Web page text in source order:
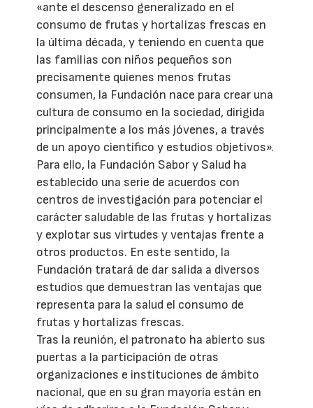
«ante el descenso generalizado en el
consumo de frutas y hortalizas frescas en
la última década, y teniendo en cuenta que
las familias con niños pequeños son
precisamente quienes menos frutas
consumen, la Fundación nace para crear una
cultura de consumo en la sociedad, dirigida
principalmente a los más jóvenes, a través
de un apoyo científico y estudios objetivos».
Para ello, la Fundación Sabor y Salud ha
establecido una serie de acuerdos con
centros de investigación para potenciar el
carácter saludable de las frutas y hortalizas
y explotar sus virtudes y ventajas frente a
otros productos. En este sentido, la
Fundación tratará de dar salida a diversos
estudios que demuestran las ventajas que
representa para la salud el consumo de
frutas y hortalizas frescas.
Tras la reunión, el patronato ha abierto sus
puertas a la participación de otras
organizaciones e instituciones de ámbito
nacional, que en su gran mayoría están en